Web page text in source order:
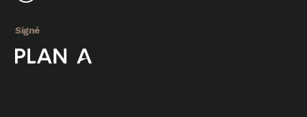
Signé